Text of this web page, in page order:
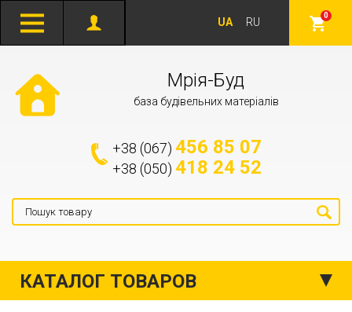
0
UA RU
Мрія-Буд
база будівельних матеріалів
+38 (067) 456 85 07
+38 (050) 418 24 52
КАТАЛОГ ТОВАРОВ